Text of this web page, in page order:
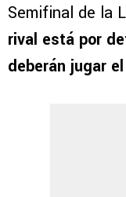
Semifinal de la
rival está por
deberán jugar